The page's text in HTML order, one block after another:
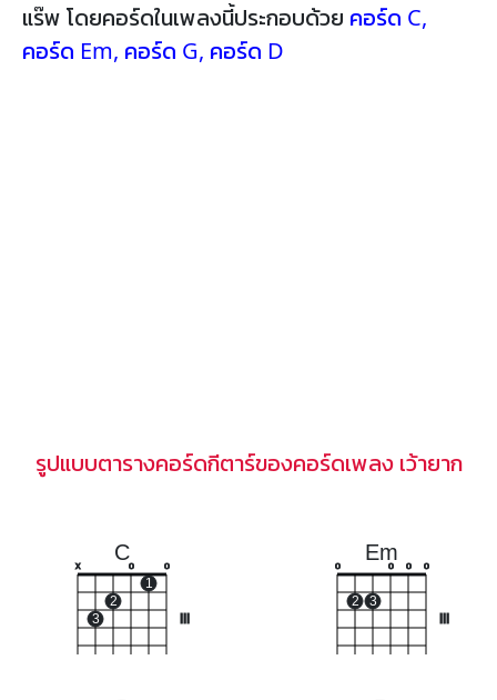
แร๊พ โดยคอร์ดในเพลงนี้ประกอบด้วย คอร์ด C,
คอร์ด Em, คอร์ด G, คอร์ด D
รูปแบบตารางคอร์ดกีตาร์ของคอร์ดเพลง เว้ายาก
C
x
3
2
o
1
o
Em
o
2 3
o o o